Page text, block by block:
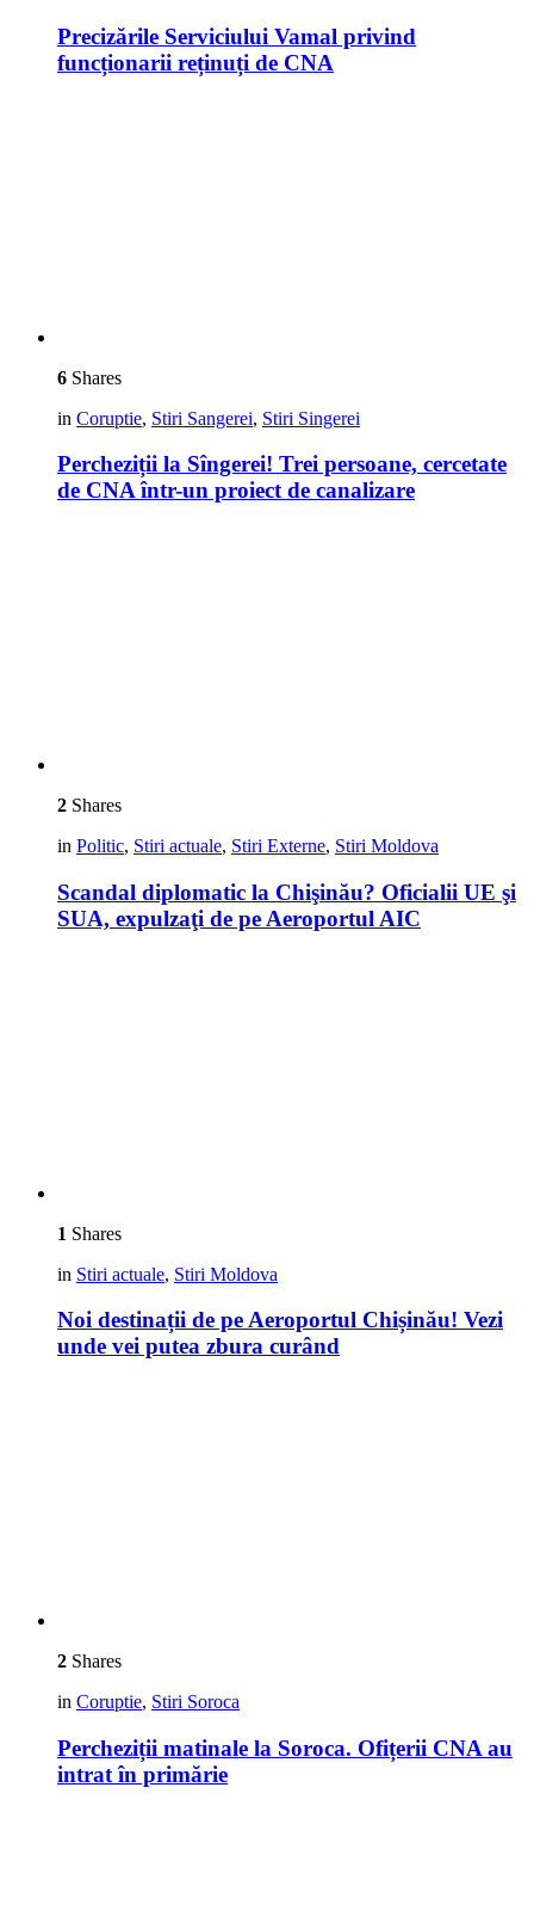
Precizările Serviciului Vamal privind
funcționarii reținuți de CNA
6 Shares
in Coruptie, Stiri Sangerei, Stiri Singerei
Percheziții la Sîngerei! Trei persoane, cercetate
de CNA într-un proiect de canalizare
2 Shares
in Politic, Stiri actuale, Stiri Externe, Stiri Moldova
Scandal diplomatic la Chişinău? Oficialii UE şi
SUA, expulzaţi de pe Aeroportul AIC
1 Shares
in Stiri actuale, Stiri Moldova
Noi destinații de pe Aeroportul Chișinău! Vezi
unde vei putea zbura curând
2 Shares
in Coruptie, Stiri Soroca
Percheziții matinale la Soroca. Ofițerii CNA au
intrat în primărie